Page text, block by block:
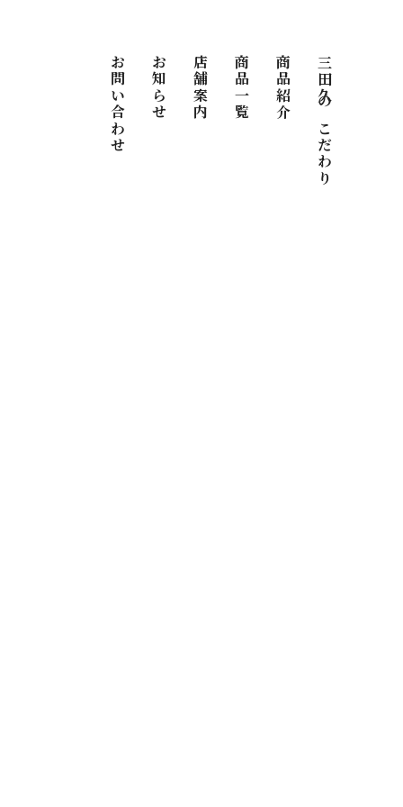
三田久のこだわり
商品紹介
商品一覧
店舗案内
お知らせ
お問い合わせ